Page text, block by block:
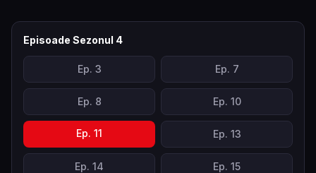
Episoade Sezonul 4
Ep. 3 Ep. 7
Ep. 8 Ep. 10
Ep. 11 Ep. 13
Ep. 14 Ep. 15